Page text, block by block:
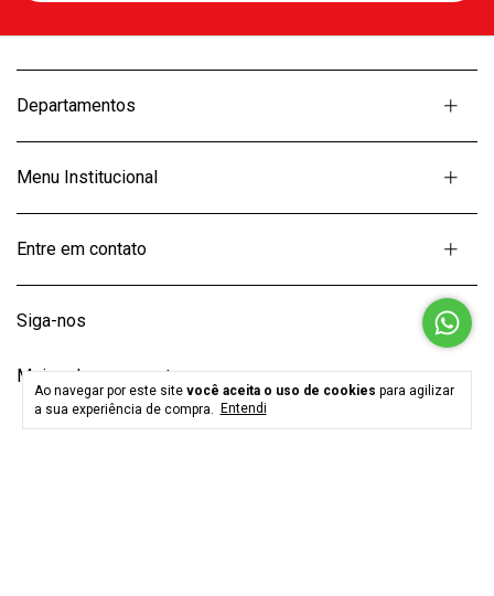
Ao navegar por este site você aceita o uso de cookies para agilizar
a sua experiência de compra.
Entendi
Departamentos
Menu Institucional
Entre em contato
Siga-nos
Meios de pagamento